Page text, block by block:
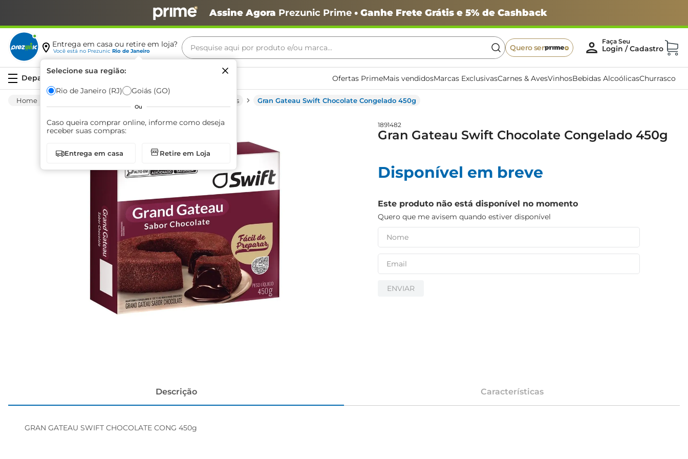
Assine Agora Prezunic Prime• Ganhe Frete Grátis e 5% de Cashback
Entrega em casa ou retire em loja?
Você está no Prezunic Rio de Janeiro
Selecione sua região:
Rio de Janeiro (RJ) Goiás (GO)
Ou
Caso queira comprar online, informe como deseja
receber suas compras:
Entrega em casa Retire em Loja
Pesquise aqui por produto e/ou marca...
Quero ser
Ofertas PrimeMais vendidosMarcas ExclusivasCarnes & AvesVinhosBebidas AlcoólicasChurrasco
Outras Sobremesas Gran Gateau Swift Chocolate Congelado 450g
1891482
Gran Gateau Swift Chocolate Congelado 450g
Disponível em breve
Este produto não está disponível no momento
Quero que me avisem quando estiver disponível
ENVIAR
Descrição Características
GRAN GATEAU SWIFT CHOCOLATE CONG 450g
Termos mais buscados
café
arroz
biscoito
azeite
iogurte
papel higiênico
cerveja